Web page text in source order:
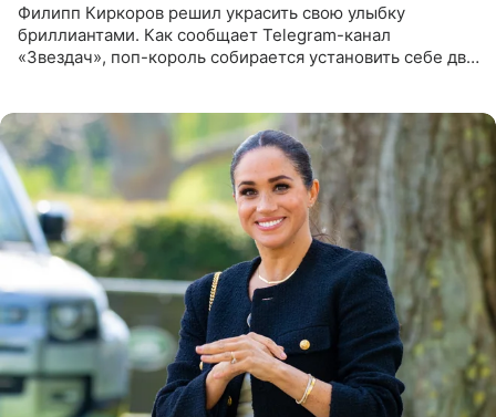
Филипп Киркоров решил украсить свою улыбку
бриллиантами. Как сообщает Telegram-канал
«Звездач», поп-король собирается установить себе два